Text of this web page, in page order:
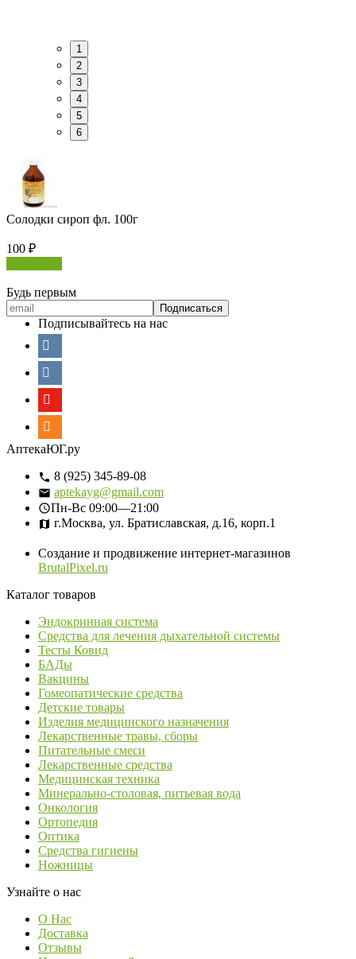
1
2
3
4
5
6
Солодки сироп фл. 100г
100 ₽
Будь первым
Подписывайтесь на нас
АптекаЮГ.ру
8 (925) 345-89-08
aptekayg@gmail.com
Пн-Вс 09:00—21:00
г.Москва, ул. Братиславская, д.16, корп.1
Создание и продвижение интернет-магазинов
BrutalPixel.ru
Каталог товаров
Эндокринная система
Средства для лечения дыхательной системы
Тесты Ковид
БАДы
Вакцины
Гомеопатические средства
Детские товары
Изделия медицинского назначения
Лекарственные травы, сборы
Питательные смеси
Лекарственные средства
Медицинская техника
Минерально-столовая, питьевая вода
Онкология
Ортопедия
Оптика
Средства гигиены
Ножницы
Узнайте о нас
О Нас
Доставка
Отзывы